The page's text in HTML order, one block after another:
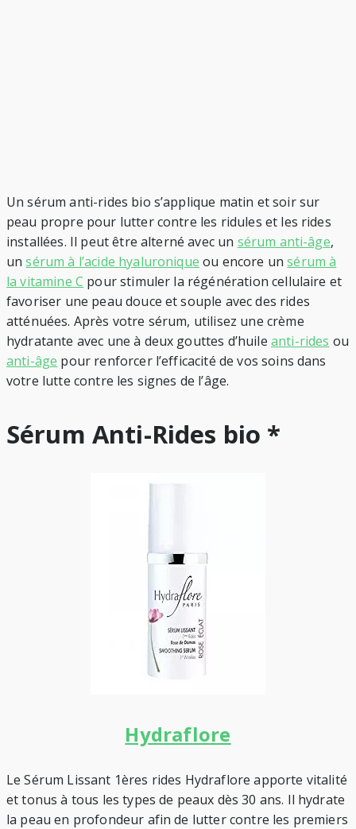
Un sérum anti-rides bio s’applique matin et soir sur
peau propre pour lutter contre les ridules et les rides
installées. Il peut être alterné avec un sérum anti-âge,
unsérum à l’acide hyaluronique ou encore unsérum à
la vitamine C pour stimuler la régénération cellulaire et
favoriser une peau douce et souple avec des rides
atténuées. Après votre sérum, utilisez une crème
hydratante avec une à deux gouttes d’huile anti-rides ou
anti-âge pour renforcer l’efficacité de vos soins dans
votre lutte contre les signes de l’âge.
Sérum Anti-Rides bio *
Hydraflore
Le Sérum Lissant 1ères rides Hydraflore apporte vitalité
et tonus à tous les types de peaux dès 30 ans. Il hydrate
la peau en profondeur afin de lutter contre les premiers